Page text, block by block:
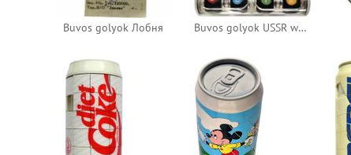
Buvos golyok Лобня Buvos golyok USSR with letters